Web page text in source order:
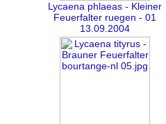
Lycaena phlaeas - Kleiner
Feuerfalter ruegen - 01
13.09.2004